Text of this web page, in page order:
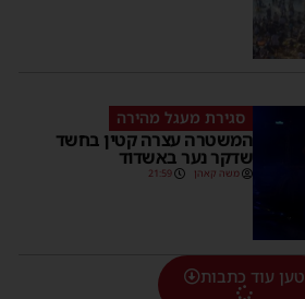
סגירת מעגל מהירה
המשטרה עצרה קטין בחשד
שדקר נער באשדוד
משה קאהן 21:59
טען עוד כתבות